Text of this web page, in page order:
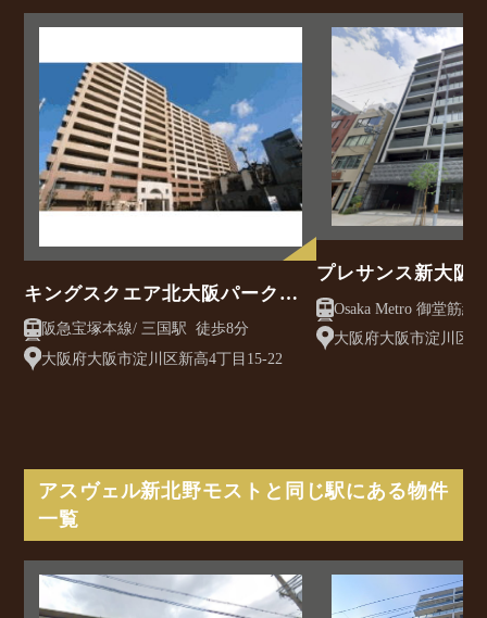
キングスクエア北大阪パークフ
ェリス2番館
阪急宝塚本線/ 三国駅 徒歩8分
大阪府大阪市淀川区新高4丁目15-22
プレサンス新大阪
Osaka Metro 御堂筋線/ 西中島南方駅 徒
歩3分
大阪府大阪市淀川区
アスヴェル新北野モストと同じ駅にある物件
一覧